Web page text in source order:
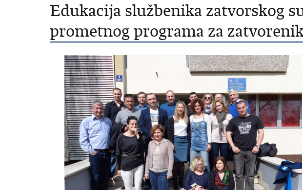
Edukacija službenika zatvorskog
prometnog programa za